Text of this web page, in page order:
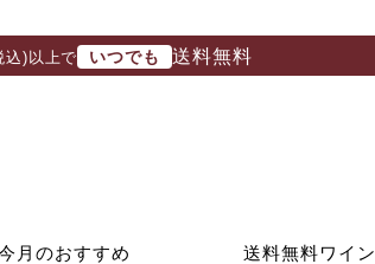
)以上で いつでも 送料無料
月のおすすめ 送料無料ワイン